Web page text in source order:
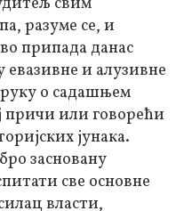
разуме се, и
припада данас
и алузивне
о садашњем
причи или говорећи
јунака.
засновану
све основне
власти,